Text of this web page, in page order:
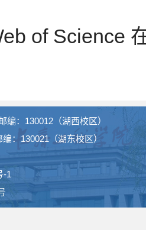
of Science
编：130012（湖西校区）
：130021（湖东校区）
-1